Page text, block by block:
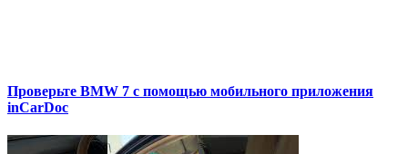
Проверьте BMW 7 с помощью мобильного приложения
inCarDoc